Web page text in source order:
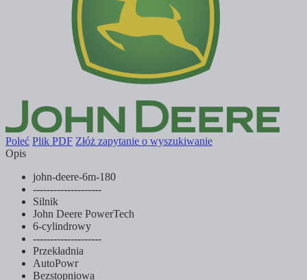
Poleć Plik PDF Złóż zapytanie o wyszukiwanie
Opis
john-deere-6m-180
--------------------
Silnik
John Deere PowerTech
6-cylindrowy
--------------------
Przekładnia
AutoPowr
Bezstopniowa